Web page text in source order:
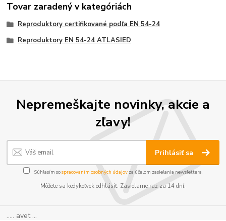
Tovar zaradený v kategóriách
Reproduktory certifikované podľa EN 54-24
Reproduktory EN 54-24 ATLASIED
Nepremeškajte novinky, akcie a
zľavy!
Prihlásiť sa
Súhlasím sospracovaním osobných údajov za účelom zasielania newslettera.
Môžete sa kedykoľvek odhlásiť. Zasielame raz za 14 dní.
..... avet ...